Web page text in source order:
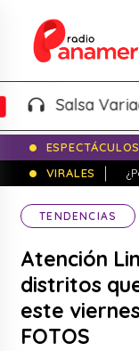
Salsa Variada
ESPECTÁCULOS
VIRALES
TENDENCIAS
Atención
distritos
este
FOTOS